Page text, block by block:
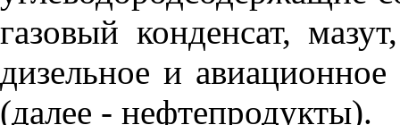
газовый конденсат,
дизельное и
(далее - нефтепродукты).